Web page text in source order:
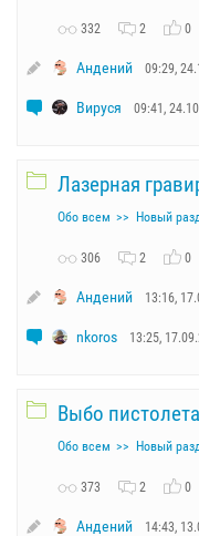
332 2 0
Андений 09:29,
Вируся 09:41,
Лазерная
Обо всем Новый
306 2 0
Андений 13:16,
nkoros 13:25,
Выбо
Обо всем Новый
373 2 0
Андений 14:43,